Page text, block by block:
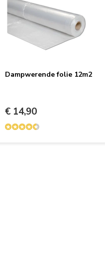
Dampwerende folie 12m2
€ 14,90